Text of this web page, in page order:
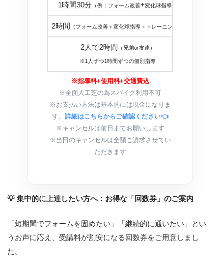
1時間30分 （例：フォーム改善+変化球指導）
2時間 （フォーム改善＋変化球指導＋トレーニング）
2人で2時間 （兄弟or友達）
※1人ずつ1時間ずつの個別指導
※指導料+使用料+交通費込
※全面人工芝の為スパイク利用不可
※お支払い方法は基本的には現金になりま
す。 詳細はこちらからご確認ください👈
※キャンセルは前日までお願いします
※当日のキャンセルは全額ご請求させてい
ただきます
💡 集中的に上達したい方へ：お得な「回数券」のご案内
「短期間でフォームを固めたい」「継続的に通いたい」とい
うお声に応え、受講料が割安になる回数券をご用意しまし
た。